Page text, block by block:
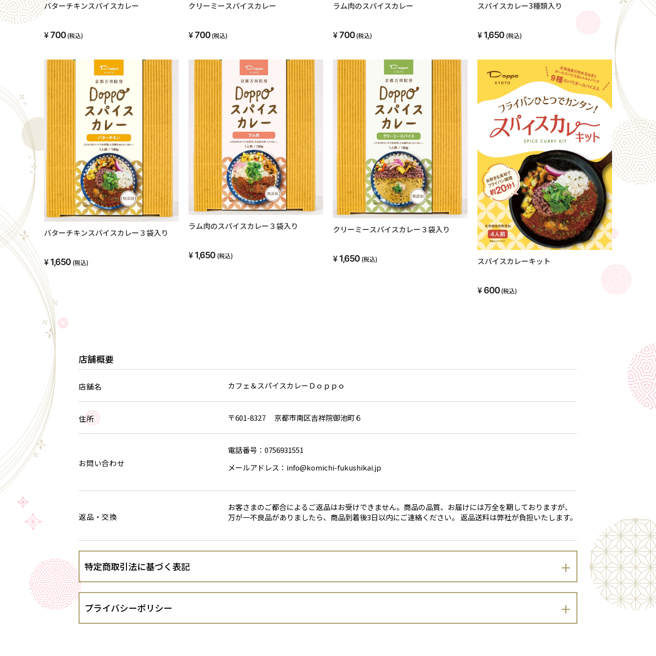
バターチキンスパイスカレー
700(税込)
クリーミースパイスカレー
700(税込)
ラム肉のスパイスカレー
700(税込)
スパイスカレー3種類入り
1,650 (税込)
バターチキンスパイスカレー３袋入り
1,650 (税込)
ラム肉のスパイスカレー３袋入り
1,650 (税込)
クリーミースパイスカレー３袋入り
1,650 (税込) スパイスカレーキット
600(税込)
店舗概要
店舗名 カフェ＆スパイスカレーＤｏｐｐｏ
住所 〒601-8327 京都市南区吉祥院御池町６
お問い合わせ
電話番号：0756931551
メールアドレス：info@komichi-fukushikai.jp
返品・交換
お客さまのご都合によるご返品はお受けできません。商品の品質、お届けには万全を期しておりますが、
万が一不良品がありましたら、商品到着後3日以内にご連絡ください。 返品送料は弊社が負担いたします。
特定商取引法に基づく表記
プライバシーポリシー